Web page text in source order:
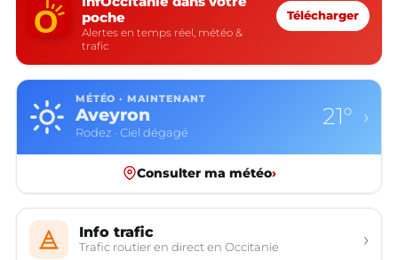
poche
Alertes en temps réel, météo &
trafic
Télécharger
MÉTÉO · MAINTENANT
Aveyron
Rodez · Ciel dégagé
21° ›
Consulter ma météo›
Info trafic
Trafic routier en direct en Occitanie ›